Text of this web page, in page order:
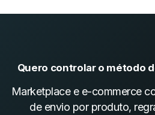
Quero controlar o método
Marketplace e e-commerce
de envio por produto,